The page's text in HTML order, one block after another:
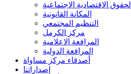
الحقوق الاقتصادية الاجتماعية
المكانة القانونية
التنظيم المجتمعي
مركز الكرمل
المرافعة الاعلامية
المرافعة الدولية
أصدقاء مركز مساواة
إصداراتنا